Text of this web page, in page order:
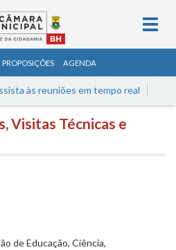
PROPOSIÇÕES AGENDA
às reuniões em tempo real
Visitas Técnicas e
de Educação, Ciência,